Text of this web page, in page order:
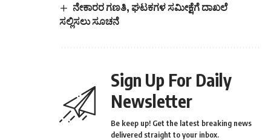
ನೇಕಾರರ ಗಣತಿ, ಘಟಕಗಳ ಸಮೀಕ್ಷೆಗೆ ದಾಖಲೆ
ಸಲ್ಲಿಸಲು ಸೂಚನೆ
Sign Up For Daily
Newsletter
Be keep up! Get the latest breaking news
delivered straight to your inbox.